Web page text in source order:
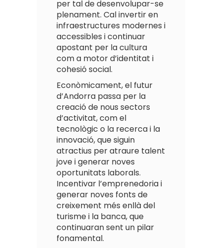
per tal de desenvolupar-se
plenament. Cal invertir en
infraestructures modernes i
accessibles i continuar
apostant per la cultura
com a motor d’identitat i
cohesió social.
Econòmicament, el futur
d’Andorra passa per la
creació de nous sectors
d’activitat, com el
tecnològic o la recerca i la
innovació, que siguin
atractius per atraure talent
jove i generar noves
oportunitats laborals.
Incentivar l’emprenedoria i
generar noves fonts de
creixement més enllà del
turisme i la banca, que
continuaran sent un pilar
fonamental.